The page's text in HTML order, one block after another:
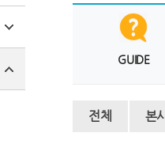
GUIDE
전체 본